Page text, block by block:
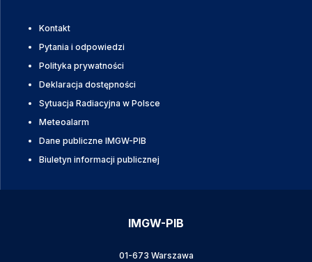
Kontakt
Pytania i odpowiedzi
Polityka prywatności
Deklaracja dostępności
Sytuacja Radiacyjna w Polsce
Meteoalarm
Dane publiczne IMGW-PIB
Biuletyn informacji publicznej
IMGW-PIB
01-673 Warszawa